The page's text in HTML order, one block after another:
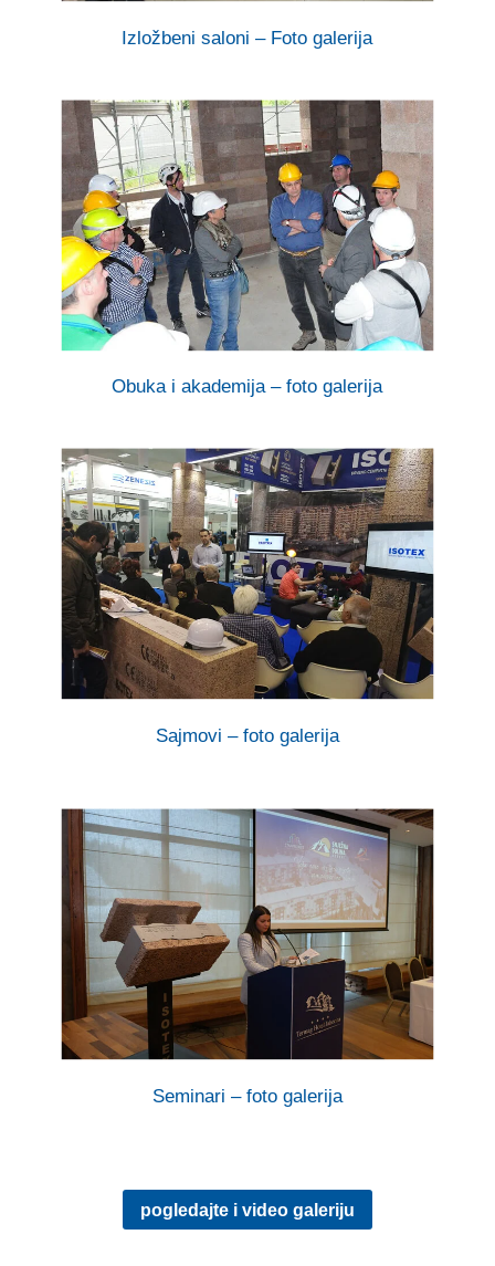
Izložbeni saloni – Foto galerija
Obuka i akademija – foto galerija
Sajmovi – foto galerija
Seminari – foto galerija
pogledajte i video galeriju